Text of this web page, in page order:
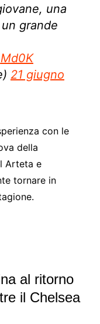
una
grande
21 giugno
con le
della
Arteta e
tornare in
al ritorno
il Chelsea